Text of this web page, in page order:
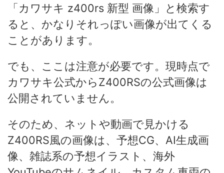
「カワサキ z400rs 新型 画像」と検索す
ると、かなりそれっぽい画像が出てくる
ことがあります。
でも、ここは注意が必要です。現時点で
カワサキ公式からZ400RSの公式画像は
公開されていません。
そのため、ネットや動画で見かける
Z400RS風の画像は、予想CG、AI生成画
像、雑誌系の予想イラスト、海外